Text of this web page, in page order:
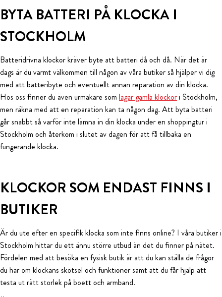
BYTA BATTERI PÅ KLOCKA I
STOCKHOLM
Batteridrivna klockor kräver byte att batteri då och då. När det är
dags är du varmt välkommen till någon av våra butiker så hjälper vi dig
med att batteribyte och eventuellt annan reparation av din klocka.
Hos oss finner du även urmakare som lagar gamla klockori Stockholm,
men räkna med att en reparation kan ta någon dag. Att byta batteri
går snabbt så varför inte lämna in din klocka under en shoppingtur i
Stockholm och återkom i slutet av dagen för att få tillbaka en
fungerande klocka.
KLOCKOR SOM ENDAST FINNS I
BUTIKER
Är du ute efter en specifik klocka som inte finns online? I våra butiker i
Stockholm hittar du ett ännu större utbud än det du finner på nätet.
Fördelen med att besöka en fysisk butik är att du kan ställa de frågor
du har om klockans skötsel och funktioner samt att du får hjälp att
testa ut rätt storlek på boett och armband.